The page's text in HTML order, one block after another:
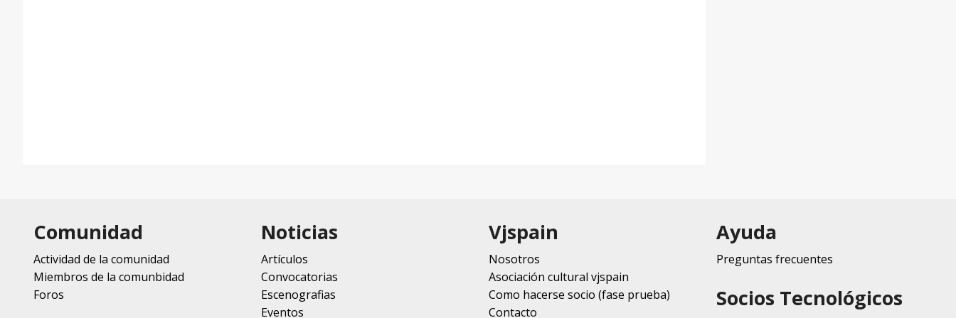
Comunidad
Actividad de la comunidad
Miembros de la comunbidad
Foros
Noticias
Artículos
Convocatorias
Escenografias
Eventos
Vjspain
Nosotros
Asociación cultural vjspain
Como hacerse socio (fase prueba)
Contacto
Ayuda
Preguntas frecuentes
Socios Tecnológicos